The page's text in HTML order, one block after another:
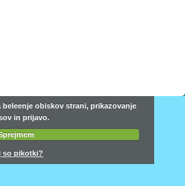
beleenje obiskov strani, prikazovanje
in prijavo.
so pikotki?